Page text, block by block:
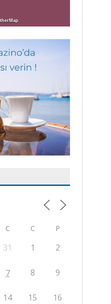
C C P
31 1 2
7 8 9
14 15 16